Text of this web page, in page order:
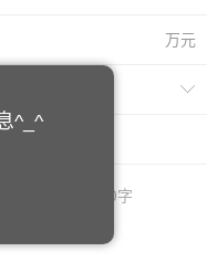
^_^
万元